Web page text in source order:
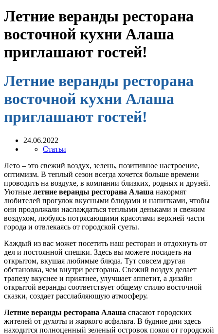
Летние веранды ресторана
восточной кухни Алаша
приглашают гостей!
Летние веранды ресторана
восточной кухни Алаша
приглашают гостей!
24.06.2022
Статьи
Лето – это свежий воздух, зелень, позитивное настроение,
оптимизм. В теплый сезон всегда хочется больше времени
проводить на воздухе, в компании близких, родных и друзей.
Уютные летние веранды ресторана Алаша накормят
любителей прогулок вкусными блюдами и напитками, чтобы
они продолжали наслаждаться теплыми деньками и свежим
воздухом, любуясь потрясающими красотами верхней части
города и отвлекаясь от городской суеты.
Каждый из вас может посетить наш ресторан и отдохнуть от
дел и постоянной спешки. Здесь вы можете посидеть на
открытом, вкушая любимые блюда. Тут совсем другая
обстановка, чем внутри ресторана. Свежий воздух делает
трапезу вкуснее и приятнее, улучшает аппетит, а дизайн
открытой веранды соответствует общему стилю восточной
сказки, создает расслабляющую атмосферу.
Летние веранды ресторана Алаша спасают городских
жителей от духоты и жаркого асфальта. В будние дни здесь
находится полноценный зеленый островок покоя от городской